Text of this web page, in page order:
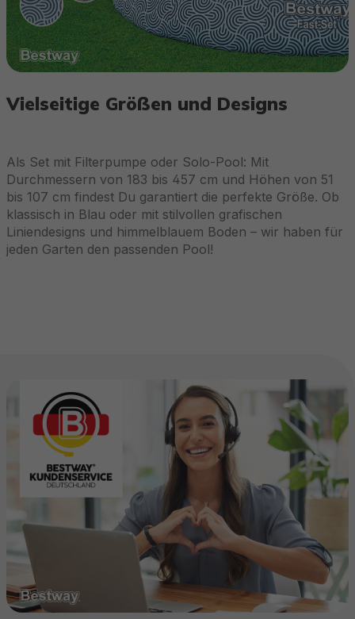
Vielseitige Größen und Designs
Als Set mit Filterpumpe oder Solo-Pool: Mit
Durchmessern von 183 bis 457 cm und Höhen von 51
bis 107 cm findest Du garantiert die perfekte Größe. Ob
klassisch in Blau oder mit stilvollen grafischen
Liniendesigns und himmelblauem Boden – wir haben für
jeden Garten den passenden Pool!